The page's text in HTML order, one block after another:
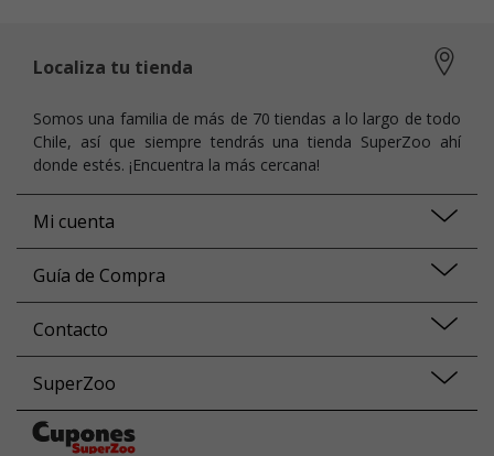
Localiza tu tienda
Somos una familia de más de 70 tiendas a lo largo de todo
Chile, así que siempre tendrás una tienda SuperZoo ahí
donde estés. ¡Encuentra la más cercana!
Mi cuenta
Guía de Compra
Contacto
SuperZoo